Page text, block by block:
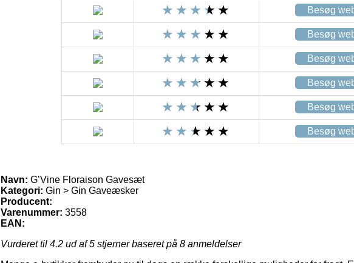
Besøg
Besøg
Besøg
Besøg
Besøg
Besøg
Navn: G’Vine Floraison Gavesæt
Kategori: Gin > Gin Gaveæsker
Producent:
Varenummer: 3558
EAN:
Vurderet til 4.2 ud af 5 stjerner baseret på 8 anmeldelser